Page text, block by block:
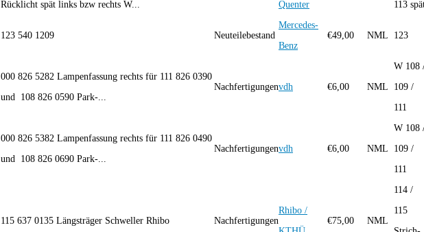
Rücklicht spät links bzw rechts W...
Quenter
113
123 540 1209 Neuteilebestand
Mercedes-
Benz
€49,00 NML 123
000 826 5282 Lampenfassung rechts für 111 826 0390
und 108 826 0590 Park-...
Nachfertigungenvdh €6,00 NML
W 108
109 /
111
000 826 5382 Lampenfassung rechts für 111 826 0490
und 108 826 0690 Park-...
Nachfertigungenvdh €6,00 NML
W 108
109 /
111
115 637 0135 Längsträger Schweller Rhibo Nachfertigungen
Rhibo /
€75,00 NML
114 /
115